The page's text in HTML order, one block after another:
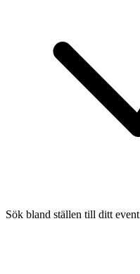
Sök bland ställen till ditt event